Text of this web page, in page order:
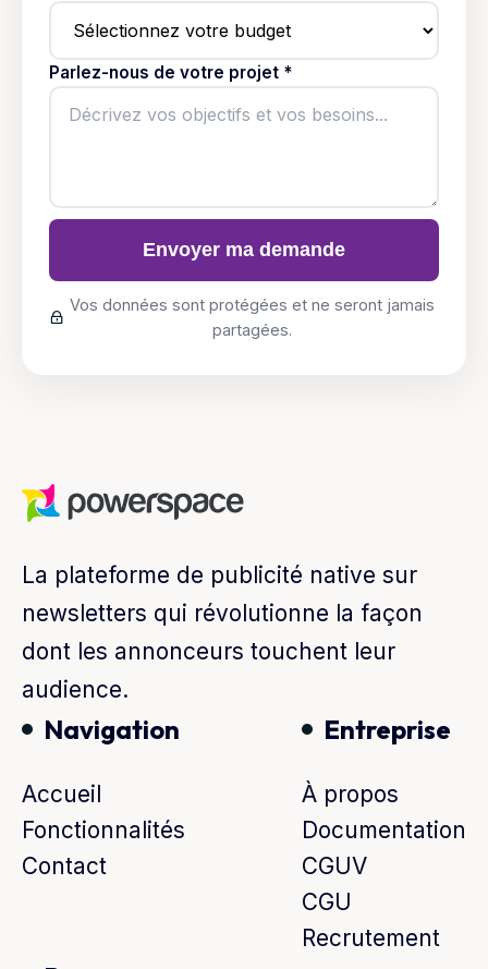
Parlez-nous de votre projet *
Envoyer ma demande
Vos données sont protégées et ne seront jamais
partagées.
La plateforme de publicité native sur
newsletters qui révolutionne la façon
dont les annonceurs touchent leur
audience.
Navigation
Accueil
Fonctionnalités
Contact
Entreprise
À propos
Documentation
CGUV
CGU
Recrutement